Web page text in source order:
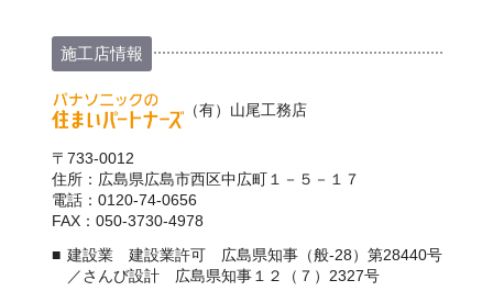
施工店情報
（有）山尾工務店
〒733-0012
住所：広島県広島市西区中広町１－５－１７
電話：0120-74-0656
FAX：050-3730-4978
建設業 建設業許可 広島県知事（般-28）第28440号
／さんび設計 広島県知事１２（７）2327号